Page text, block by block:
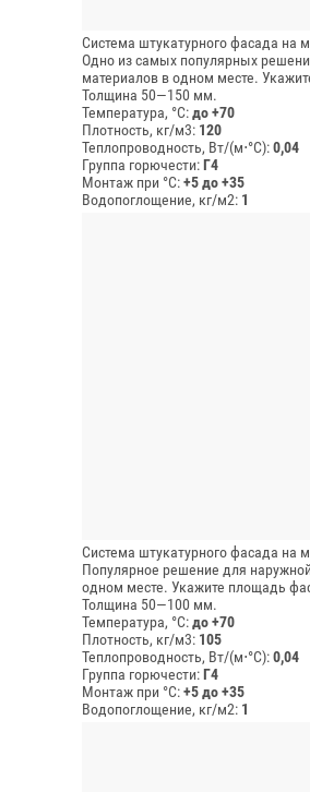
Система штукатурного фасада на
Одно из самых популярных
материалов в одном месте.
Толщина 50—150 мм.
Температура, °C:до +70
Плотность, кг/м3: 120
Теплопроводность, Вт/(м⋅°С):0,04
Группа горючести:Г4
Монтаж при °C:+5 до +35
Водопоглощение, кг/м2: 1
Система штукатурного фасада на
Популярное решение для
одном месте. Укажите площадь
Толщина 50—100 мм.
Температура, °C:до +70
Плотность, кг/м3: 105
Теплопроводность, Вт/(м⋅°С):0,04
Группа горючести:Г4
Монтаж при °C:+5 до +35
Водопоглощение, кг/м2: 1